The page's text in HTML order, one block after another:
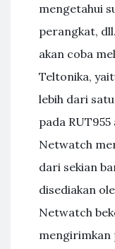
mengetahui
perangkat,
akan coba
Teltonika,
lebih dari
pada
Netwatch
dari sekian
disediakan
Netwatch
mengirimkan